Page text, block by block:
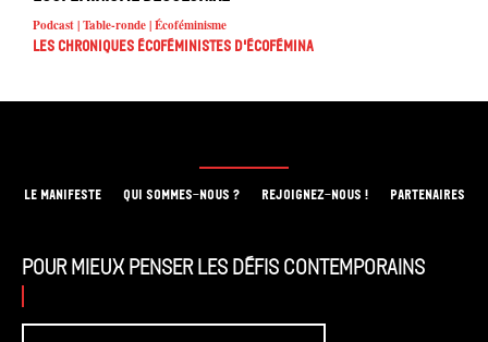
Podcast | Table-ronde | Écoféminisme
Les chroniques écoféministes d'ÉcoFémina
LE MANIFESTE QUI SOMMES-NOUS ? REJOIGNEZ-NOUS ! PARTENAIRES
Pour mieux penser les défis contemporains